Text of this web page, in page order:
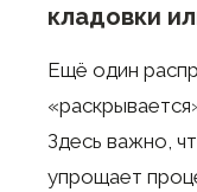
кладовки
Ещё один
Здесь важно,
упрощает